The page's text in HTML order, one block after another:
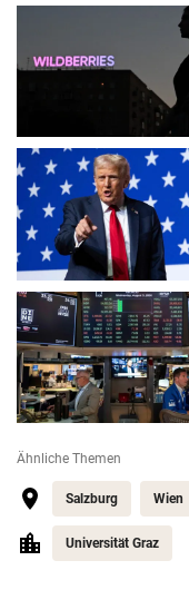
Ähnliche Themen
Salzburg Wien
Universität Graz